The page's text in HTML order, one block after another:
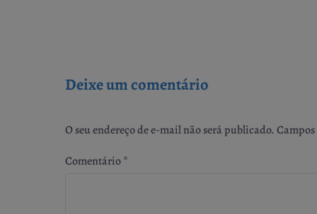
Deixe um comentário
O seu endereço de e-mail não será publicado.
Comentário*